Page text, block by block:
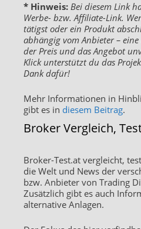
* Hinweis: Bei diesem Link
Werbe- bzw. Affiliate-Link.
tätigst oder ein Produkt
abhängig vom Anbieter –
der Preis und das Angebot
Klick unterstützt du das
Dank dafür!
Mehr Informationen in
gibt es in diesem Beitrag.
Broker Vergleich,
Broker-Test.at vergleicht,
die Welt und News der
bzw. Anbieter von Trading
Zusätzlich gibt es auch
alternative Anlagen.